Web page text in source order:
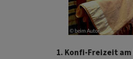
1. Konfi-Freizeit am